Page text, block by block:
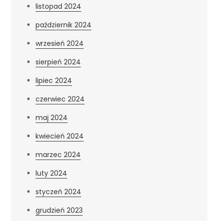
listopad 2024
październik 2024
wrzesień 2024
sierpień 2024
lipiec 2024
czerwiec 2024
maj 2024
kwiecień 2024
marzec 2024
luty 2024
styczeń 2024
grudzień 2023